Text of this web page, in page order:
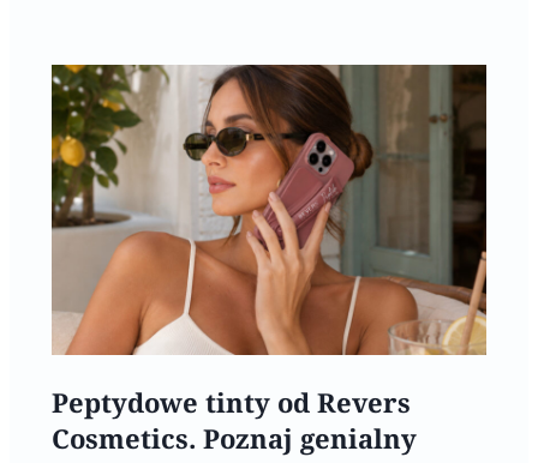
Peptydowe tinty od Revers
Cosmetics. Poznaj genialny